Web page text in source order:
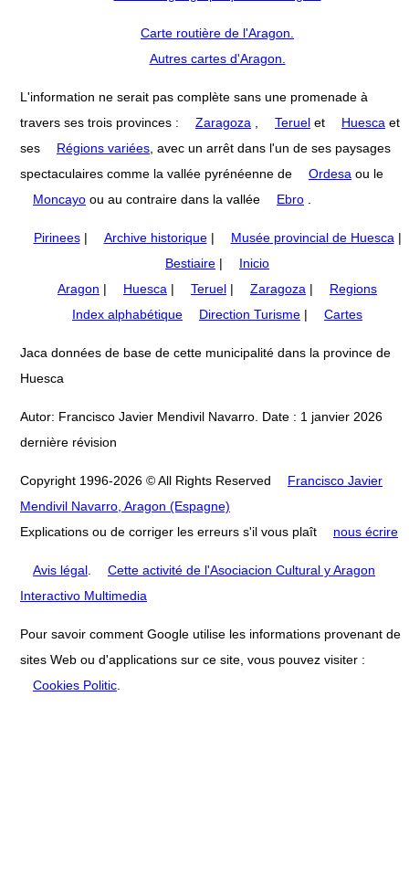
Carte routière de l'Aragon.
Autres cartes d'Aragon.
L'information ne serait pas complète sans une promenade à
travers ses trois provinces :
Zaragoza Teruel et Huesca et
ses
Régions variées , avec un arrêt dans l'un de ses paysages
spectaculaires comme la vallée pyrénéenne de
Ordesa ou le
Moncayo ou au contraire dans la vallée Ebro
Pirinees| Archive historique| Musée provincial de Huesca |
Bestiaire |
Inicio
Aragon | Huesca | Teruel | Zaragoza |
Regions
Index alphabétique
Direction Turisme | Cartes
Jaca données de base de cette municipalité dans la province de
Huesca
Autor: Francisco Javier Mendivil Navarro. Date : 1 janvier 2026
dernière révision
Copyright 1996-2026 © All Rights Reserved
Francisco Javier
Mendivil Navarro, Aragon (Espagne)
Explications ou de corriger les erreurs s'il vous plaît
nous écrire
Avis légal
Cette activité de l'Asociacion Cultural y Aragon
Interactivo Multimedia
Pour savoir comment Google utilise les informations provenant de
sites Web ou d'applications sur ce site, vous pouvez visiter :
Cookies Politic